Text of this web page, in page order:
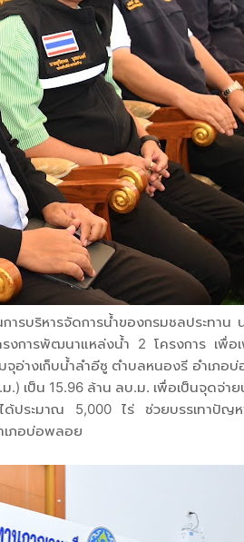
รบริหารจัดการน้ำของกรมชลประทาน
ครงการพัฒนาแหล่งน้ำ 2 โครงการ เพื่
อ่างเก็บน้ำลำอีซู ตำบลหนองรี อำเภอ
เป็น 15.96 ล้าน ลบ.ม. เพื่อเป็นจุดจ่า
ด้ประมาณ 5,000 ไร่ ช่วยบรรเทาปัญ
เภอบ่อพลอย